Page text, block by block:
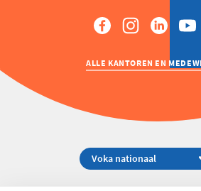
ALLE KANTOREN EN